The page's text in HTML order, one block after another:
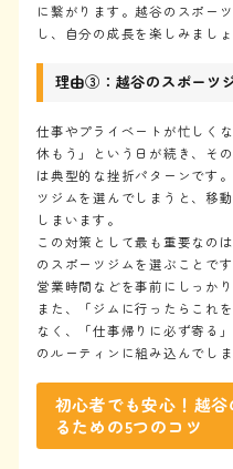
に繋がります。越谷のスポー
し、自分の成長を楽しみましょ
理由③：越谷のスポーツ
仕事やプライベートが忙しく
休もう」という日が続き、そ
は典型的な挫折パターンです
ツジムを選んでしまうと、移
しまいます。
この対策として最も重要なの
のスポーツジムを選ぶことで
営業時間などを事前にしっか
また、「ジムに行ったらこれ
なく、「仕事帰りに必ず寄る
のルーティンに組み込んでし
初心者でも安心！越
るための5つのコツ